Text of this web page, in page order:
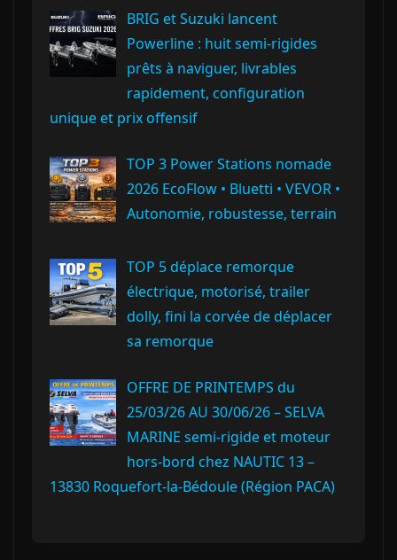
BRIG et Suzuki lancent
Powerline : huit semi‑rigides
prêts à naviguer, livrables
rapidement, configuration
unique et prix offensif
TOP 3 Power Stations nomade
2026 EcoFlow • Bluetti • VEVOR •
Autonomie, robustesse, terrain
TOP 5 déplace remorque
électrique, motorisé, trailer
dolly, fini la corvée de déplacer
sa remorque
OFFRE DE PRINTEMPS du
25/03/26 AU 30/06/26 – SELVA
MARINE semi-rigide et moteur
hors-bord chez NAUTIC 13 –
13830 Roquefort‑la‑Bédoule (Région PACA)